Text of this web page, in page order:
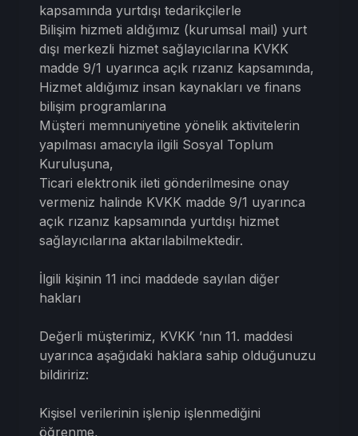
kapsamında yurtdışı tedarikçilerle
Bilişim hizmeti aldığımız (kurumsal mail) yurt
dışı merkezli hizmet sağlayıcılarına KVKK
madde 9/1 uyarınca açık rızanız kapsamında,
Hizmet aldığımız insan kaynakları ve finans
bilişim programlarına
Müşteri memnuniyetine yönelik aktivitelerin
yapılması amacıyla ilgili Sosyal Toplum
Kuruluşuna,
Ticari elektronik ileti gönderilmesine onay
vermeniz halinde KVKK madde 9/1 uyarınca
açık rızanız kapsamında yurtdışı hizmet
sağlayıcılarına aktarılabilmektedir.
İlgili kişinin 11 inci maddede sayılan diğer
hakları
Değerli müşterimiz, KVKK ’nın 11. maddesi
uyarınca aşağıdaki haklara sahip olduğunuzu
bildiririz:
Kişisel verilerinin işlenip işlenmediğini
öğrenme,